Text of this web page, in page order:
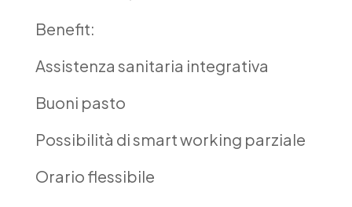
Benefit:
Assistenza sanitaria integrativa
Buoni pasto
Possibilità di smart working parziale
Orario flessibile